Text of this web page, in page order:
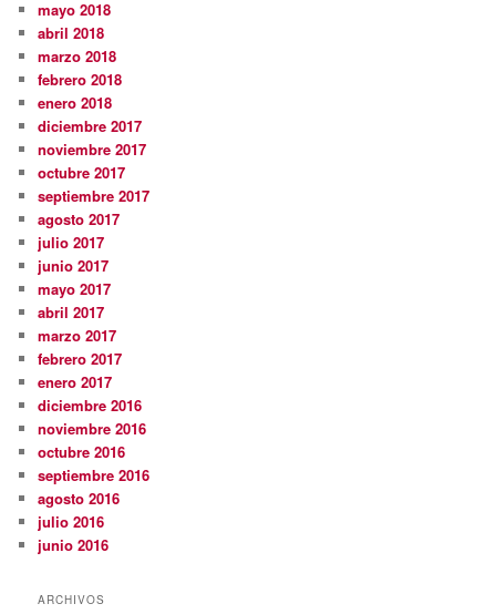
mayo 2018
abril 2018
marzo 2018
febrero 2018
enero 2018
diciembre 2017
noviembre 2017
octubre 2017
septiembre 2017
agosto 2017
julio 2017
junio 2017
mayo 2017
abril 2017
marzo 2017
febrero 2017
enero 2017
diciembre 2016
noviembre 2016
octubre 2016
septiembre 2016
agosto 2016
julio 2016
junio 2016
ARCHIVOS